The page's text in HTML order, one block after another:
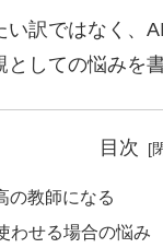
い訳ではなく、
しての悩みを
目次
の教師になる
わせる場合の悩み